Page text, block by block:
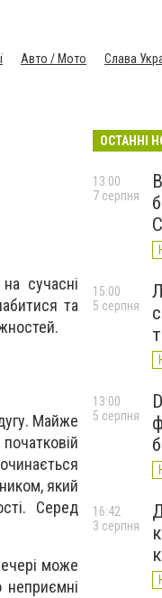
Авто / Мото Слава
сучасні
та
Майже
який
Серед
може
ОСТАННІ
13:00
7 серпня
15:00
5 серпня
13:00
5 серпня
16:42
3 серпня